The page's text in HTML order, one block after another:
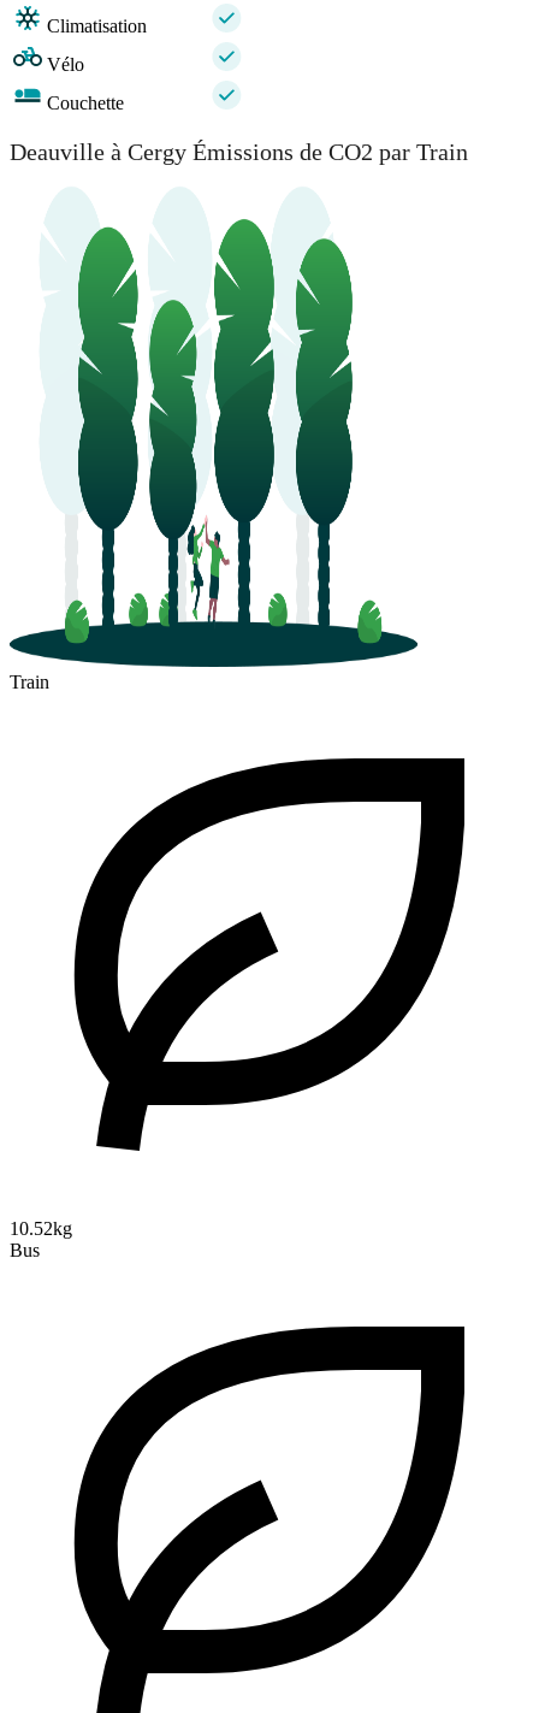
Climatisation
Vélo
Couchette
Deauville à Cergy Émissions de CO2 par Train
Train
10.52kg
Bus